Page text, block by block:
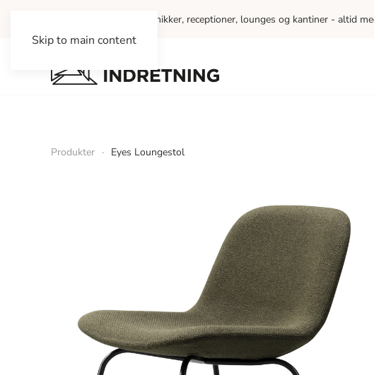
Skip to main content
Vi indretter kontorer, klinikker, receptioner, lounges og kantiner - altid
Produkter Eyes Loungestol